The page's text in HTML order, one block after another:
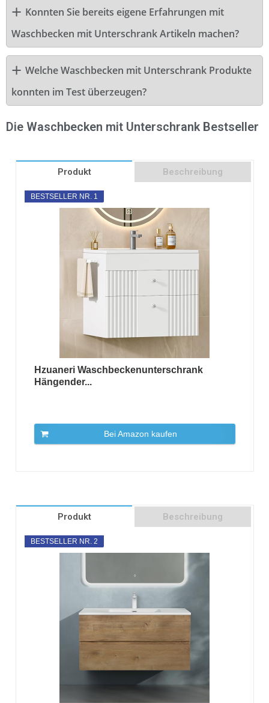
Konnten Sie bereits eigene Erfahrungen mit
Waschbecken mit Unterschrank Artikeln machen?
Welche Waschbecken mit Unterschrank Produkte
konnten im Test überzeugen?
Die Waschbecken mit Unterschrank Bestseller
Produkt Beschreibung
BESTSELLER NR. 1
Hzuaneri Waschbeckenunterschrank
Hängender...
Bei Amazon kaufen
Produkt Beschreibung
BESTSELLER NR. 2